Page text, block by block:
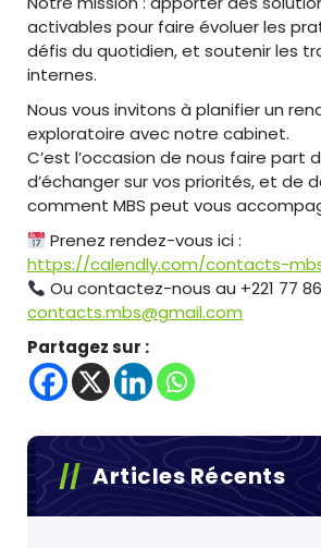
activables pour faire évoluer les
défis du quotidien, et soutenir les
internes.
Nous vous invitons à planifier un
exploratoire avec notre cabinet.
C’est l’occasion de nous faire part
d’échanger sur vos priorités, et de
comment MBS peut vous
Prenez rendez-vous ici :
https://calendly.com/contacts-
Ou contactez-nous au +221 77
contacts.mbs@gmail.com
Partagez sur :
Articles Récents